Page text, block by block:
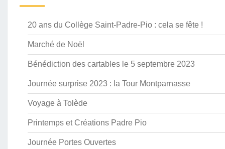
20 ans du Collège Saint-Padre-Pio : cela se fête !
Marché de Noël
Bénédiction des cartables le 5 septembre 2023
Journée surprise 2023 : la Tour Montparnasse
Voyage à Tolède
Printemps et Créations Padre Pio
Journée Portes Ouvertes